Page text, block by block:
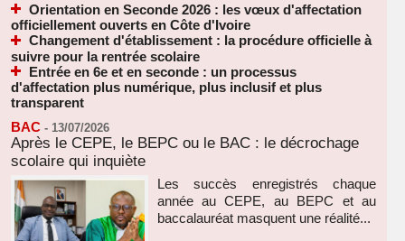
Orientation en Seconde 2026 : les vœux d'affectation
officiellement ouverts en Côte d'Ivoire
Changement d'établissement : la procédure officielle à
suivre pour la rentrée scolaire
Entrée en 6e et en seconde : un processus
d'affectation plus numérique, plus inclusif et plus
transparent
BAC - 13/07/2026
Après le CEPE, le BEPC ou le BAC : le décrochage
scolaire qui inquiète
Les succès enregistrés chaque
année au CEPE, au BEPC et au
baccalauréat masquent une réalité...